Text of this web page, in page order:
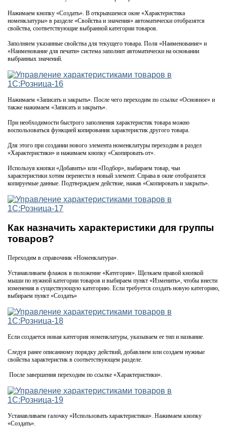
Нажимаем кнопку «Создать». В открывшемся окне «Характеристика
номенклатуры» в разделе «Свойства и значения» автоматически отобразятся
свойства, соответствующие выбранной категории товаров.
Заполняем указанные свойства для текущего товара. Поля «Наименование» и
«Наименование для печати» система заполнит автоматически на основании
выбранных значений.
Нажимаем «Записать и закрыть». После чего переходим по ссылке «Основное» и
также нажимаем «Записать и закрыть».
При необходимости быстрого заполнения характеристик товара можно
воспользоваться функцией копирования характеристик другого товара.
Для этого при создании нового элемента номенклатуры переходим в раздел
«Характеристики» и нажимаем кнопку «Скопировать от».
Используя кнопки «Добавить» или «Подбор», выбираем товар, чьи
характеристики хотим перенести в новый элемент. Справа в окне отобразятся
копируемые данные. Подтверждаем действие, нажав «Скопировать и закрыть».
Как назначить характеристики для группы
товаров?
Переходим в справочник «Номенклатура».
Устанавливаем флажок в положение «Категория». Щелкаем правой кнопкой
мыши по нужной категории товаров и выбираем пункт «Изменить», чтобы внести
изменения в существующую категорию. Если требуется создать новую категорию,
выбираем пункт «Создать»
Если создается новая категория номенклатуры, указываем ее тип и название.
Следуя ранее описанному порядку действий, добавляем или создаем нужные
свойства характеристик в соответствующем разделе.
После завершения переходим по ссылке «Характеристики».
Устанавливаем галочку «Использовать характеристики». Нажимаем кнопку
«Создать».